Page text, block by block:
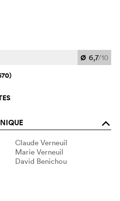
Ø 6,7/10
o
Claude Verneuil
Marie Verneuil
David Benichou